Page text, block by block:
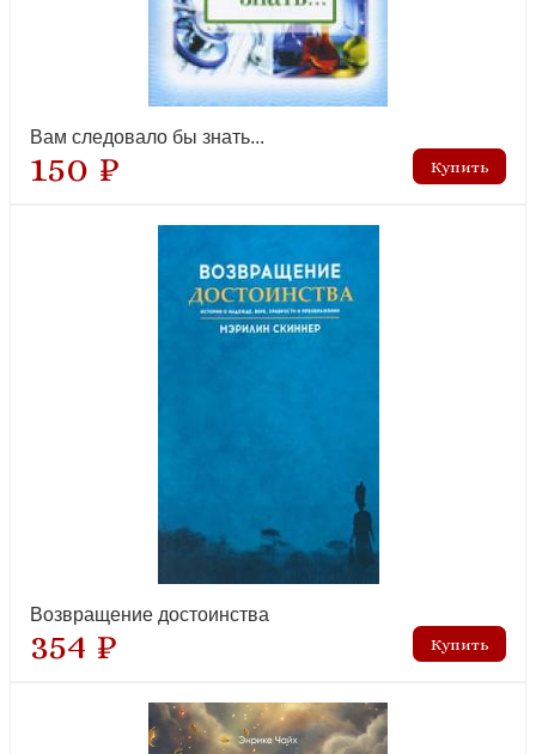
Жить вместе. Письма братству Финкенвальде
Вам следовало бы знать...
150 ₽
Возвращение достоинства
354 ₽